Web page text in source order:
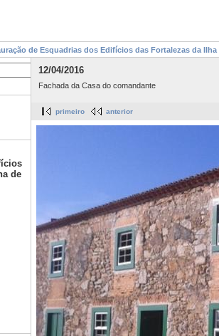
de Esquadrias dos Edifícios das Fortalezas da Ilha
de
12/04/2016
Fachada da Casa do comandante
primeiro anterior